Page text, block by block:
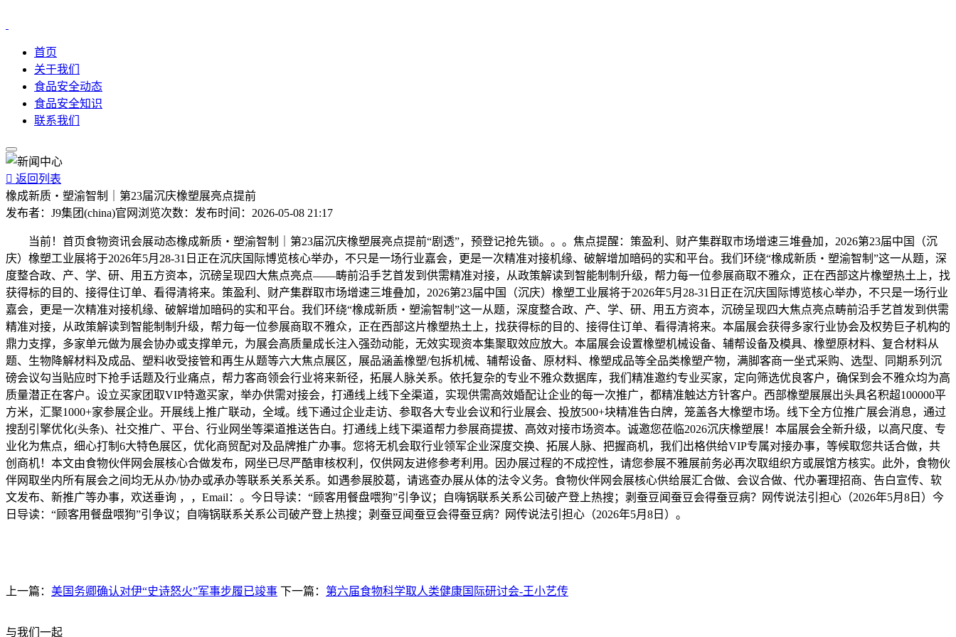
首页
关于我们
食品安全动态
食品安全知识
联系我们
 返回列表
橡成新质・塑渝智制｜第23届沉庆橡塑展亮点提前
发布者： J9集团(china)官网 浏览次数： 发布时间： 2026-05-08 21:17
当前！首页食物资讯会展动态橡成新质・塑渝智制｜第23届沉庆橡塑展亮点提前“剧透”，预登记抢先锁。。。焦点提醒：策盈利、财产集群取市场增速三堆叠加，2026第23届中国（沉
庆）橡塑工业展将于2026年5月28-31日正在沉庆国际博览核心举办，不只是一场行业嘉会，更是一次精准对接机缘、破解增加暗码的实和平台。我们环绕“橡成新质・塑渝智制”这一从题，深
度整合政、产、学、研、用五方资本，沉磅呈现四大焦点亮点——畴前沿手艺首发到供需精准对接，从政策解读到智能制制升级，帮力每一位参展商取不雅众，正在西部这片橡塑热土上，找
获得标的目的、接得住订单、看得清将来。策盈利、财产集群取市场增速三堆叠加，2026第23届中国（沉庆）橡塑工业展将于2026年5月28-31日正在沉庆国际博览核心举办，不只是一场行业
嘉会，更是一次精准对接机缘、破解增加暗码的实和平台。我们环绕“橡成新质・塑渝智制”这一从题，深度整合政、产、学、研、用五方资本，沉磅呈现四大焦点亮点畴前沿手艺首发到供需
精准对接，从政策解读到智能制制升级，帮力每一位参展商取不雅众，正在西部这片橡塑热土上，找获得标的目的、接得住订单、看得清将来。本届展会获得多家行业协会及权势巨子机构的
鼎力支撑，多家单元做为展会协办或支撑单元，为展会高质量成长注入强劲动能，无效实现资本集聚取效应放大。本届展会设置橡塑机械设备、辅帮设备及模具、橡塑原材料、复合材料从
题、生物降解材料及成品、塑料收受接管和再生从题等六大焦点展区，展品涵盖橡塑/包拆机械、辅帮设备、原材料、橡塑成品等全品类橡塑产物，满脚客商一坐式采购、选型、同期系列沉
磅会议勾当贴应时下抢手话题及行业痛点，帮力客商领会行业将来新径，拓展人脉关系。依托复杂的专业不雅众数据库，我们精准邀约专业买家，定向筛选优良客户，确保到会不雅众均为高
质量潜正在客户。设立买家团取VIP特邀买家，举办供需对接会，打通线上线下全渠道，实现供需高效婚配让企业的每一次推广，都精准触达方针客户。西部橡塑展展出头具名积超100000平
方米，汇聚1000+家参展企业。开展线上推广联动，全域。线下通过企业走访、参取各大专业会议和行业展会、投放500+块精准告白牌，笼盖各大橡塑市场。线下全方位推广展会消息，通过
搜刮引擎优化(头条)、社交推广、平台、行业网坐等渠道推送告白。打通线上线下渠道帮力参展商提拔、高效对接市场资本。诚邀您莅临2026沉庆橡塑展！本届展会全新升级，以高尺度、专
业化为焦点，细心打制6大特色展区，优化商贸配对及品牌推广办事。您将无机会取行业领军企业深度交换、拓展人脉、把握商机，我们出格供给VIP专属对接办事，等候取您共话合做，共
创商机！本文由食物伙伴网会展核心合做发布，网坐已尽严酷审核权利，仅供网友进修参考利用。因办展过程的不成控性，请您参展不雅展前务必再次取组织方或展馆方核实。此外，食物伙
伴网取坐内所有展会之间均无从办/协办或承办等联系关系关系。如遇参展胶葛，请逃查办展从体的法令义务。食物伙伴网会展核心供给展汇合做、会议合做、代办署理招商、告白宣传、软
文发布、新推广等办事，欢送垂询 ，，Email：。今日导读：“顾客用餐盘喂狗”引争议；自嗨锅联系关系公司破产登上热搜；剥蚕豆闻蚕豆会得蚕豆病？网传说法引担心（2026年5月8日）今
日导读：“顾客用餐盘喂狗”引争议；自嗨锅联系关系公司破产登上热搜；剥蚕豆闻蚕豆会得蚕豆病？网传说法引担心（2026年5月8日）。
上一篇： 美国务卿确认对伊“史诗怒火”军事步履已竣事 下一篇： 第六届食物科学取人类健康国际研讨会-王小艺传
与我们一起